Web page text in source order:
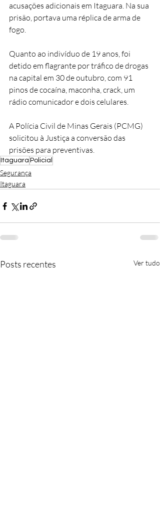
acusações adicionais em Itaguara. Na sua
prisão, portava uma réplica de arma de
fogo.
Quanto ao indivíduo de 19 anos, foi
detido em flagrante por tráfico de drogas
na capital em 30 de outubro, com 91
pinos de cocaína, maconha, crack, um
rádio comunicador e dois celulares.
A Polícia Civil de Minas Gerais (PCMG)
solicitou à Justiça a conversão das
prisões para preventivas.
Itaguara Policial
Segurança
Itaguara
Posts recentes Ver tudo